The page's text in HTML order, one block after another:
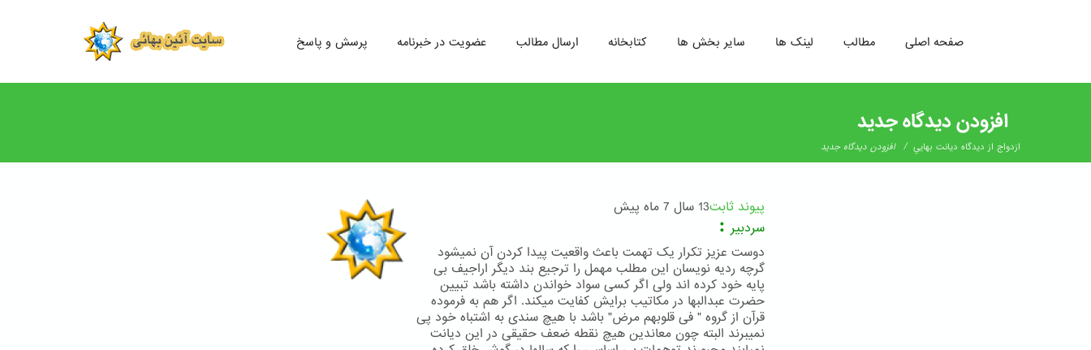
رفتن
پرسش و پاسخ عضویت در خبرنامه ارسال مطالب کتابخانه سایر بخش ها لینک ها مطالب صفحه اصلی
افزودن دیدگاه جدید
ازدواج از ديدگاه ديانت بهايي / افزودن دیدگاه جدید
پیوند ثابت13 سال 7 ماه پیش
سردبیر:
دوست عزیز تکرار یک تهمت باعث واقعیت پیدا کردن آن نمیشود
گرچه ردیه نویسان این مطلب مهمل را ترجیع بند دیگر اراجیف بی
پایه خود کرده اند ولی اگر کسی سواد خواندن داشته باشد تبیین
حضرت عبدالبها در مکاتیب برایش کفایت میکند. اگر هم به فرموده
قرآن از گروه " فی قلوبهم مرض" باشد با هیچ سندی به اشتباه خود پی
نمیبرند البته چون معاندین هیچ نقطه ضعف حقیقی در این دیانت